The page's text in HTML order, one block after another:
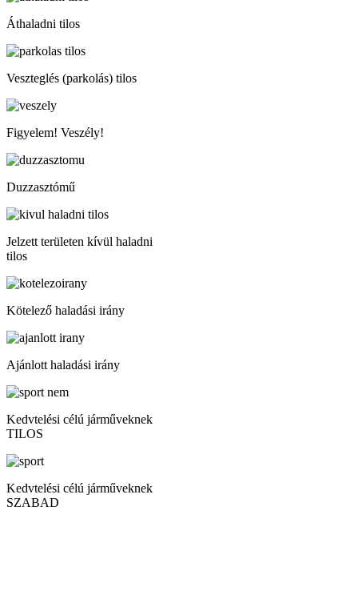
Áthaladni tilos
Veszteglés (parkolás) tilos
Figyelem! Veszély!
Duzzasztómű
Jelzett területen kívül haladni
tilos
Kötelező haladási irány
Ajánlott haladási irány
Kedvtelési célú járműveknek
TILOS
Kedvtelési célú járműveknek
SZABAD